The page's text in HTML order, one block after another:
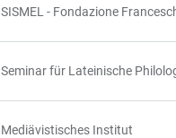
SISMEL - Fondazione
Seminar für Lateinische
Mediävistisches Institut